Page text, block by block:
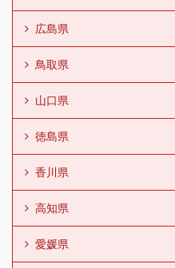
広島県
鳥取県
山口県
徳島県
香川県
高知県
愛媛県